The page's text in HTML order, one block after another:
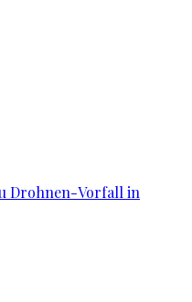
Drohnen-Vorfall in